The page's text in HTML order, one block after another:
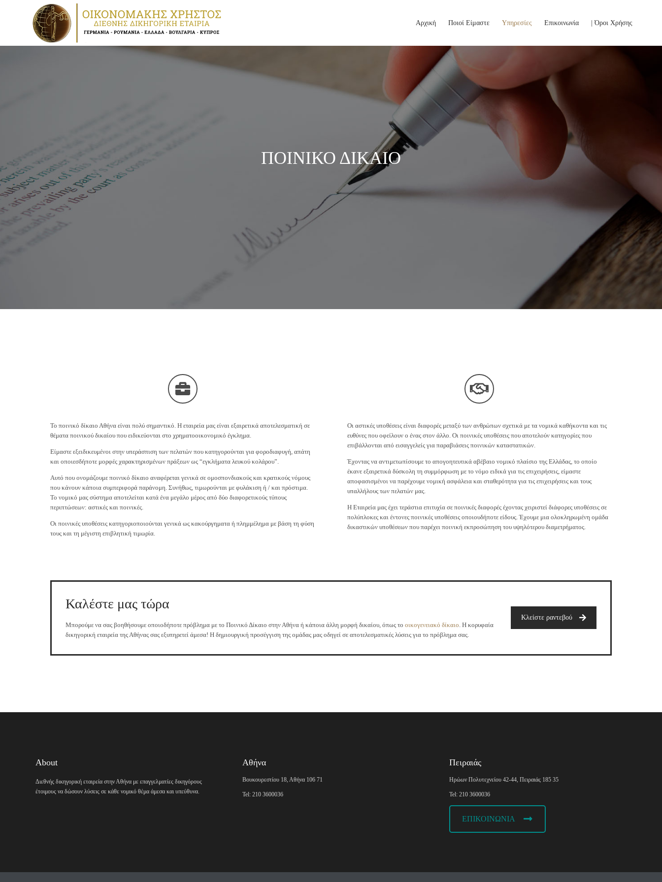
Αρχική Ποιοί Είμαστε Υπηρεσίες Επικοινωνία | Όροι Χρήσης
ΠΟΙΝΙΚΟ ΔΙΚΑΙΟ
Το ποινικό δίκαιο Αθήνα είναι πολύ σημαντικό. Η εταιρεία μας είναι εξαιρετικά αποτελεσματική σε
θέματα ποινικού δικαίου που ειδικεύονται στο χρηματοοικονομικό έγκλημα.
Είμαστε εξειδικευμένοι στην υπεράσπιση των πελατών που κατηγορούνται για φοροδιαφυγή, απάτη
και οποιεσδήποτε μορφές χαρακτηρισμένων πράξεων ως “εγκλήματα λευκού κολάρου”.
Αυτό που ονομάζουμε ποινικό δίκαιο αναφέρεται γενικά σε ομοσπονδιακούς και κρατικούς νόμους
που κάνουν κάποια συμπεριφορά παράνομη. Συνήθως, τιμωρούνται με φυλάκιση ή / και πρόστιμα.
Το νομικό μας σύστημα αποτελείται κατά ένα μεγάλο μέρος από δύο διαφορετικούς τύπους
περιπτώσεων: αστικές και ποινικές.
Οι ποινικές υποθέσεις κατηγοριοποιούνται γενικά ως κακούργηματα ή πλημμέλημα με βάση τη φύση
τους και τη μέγιστη επιβλητική τιμωρία.
Οι αστικές υποθέσεις είναι διαφορές μεταξύ των ανθρώπων σχετικά με τα νομικά καθήκοντα και τις
ευθύνες που οφείλουν ο ένας στον άλλο. Οι ποινικές υποθέσεις που αποτελούν κατηγορίες που
επιβάλλονται από εισαγγελείς για παραβιάσεις ποινικών καταστατικών.
Έχοντας να αντιμετωπίσουμε το απογοητευτικά αβέβαιο νομικό πλαίσιο της Ελλάδας, το οποίο
έκανε εξαιρετικά δύσκολη τη συμμόρφωση με το νόμο ειδικά για τις επιχειρήσεις, είμαστε
αποφασισμένοι να παρέχουμε νομική ασφάλεια και σταθερότητα για τις επιχειρήσεις και τους
υπαλλήλους των πελατών μας.
Η Εταιρεία μας έχει τεράστια επιτυχία σε ποινικές διαφορές έχοντας χειριστεί διάφορες υποθέσεις σε
πολύπλοκες και έντονες ποινικές υποθέσεις οποιουδήποτε είδους. Έχουμε μια ολοκληρωμένη ομάδα
δικαστικών υποθέσεων που παρέχει ποινική εκπροσώπηση του υψηλότερου διαμετρήματος.
Καλέστε μας τώρα
Μπορούμε να σας βοηθήσουμε οποιοδήποτε πρόβλημα με το Ποινικό Δίκαιο στην Αθήνα ή κάποια άλλη μορφή δικαίου, όπως το οικογενειακό δίκαιο. Η κορυφαία
δικηγορική εταιρεία της Αθήνας σας εξυπηρετεί άμεσα! Η δημιουργική προσέγγιση της ομάδας μας οδηγεί σε αποτελεσματικές λύσεις για το πρόβλημα σας.
Κλείστε ραντεβού
About
Διεθνής δικηγορική εταιρεία στην Αθήνα με επαγγελματίες δικηγόρους
έτοιμους να δώσουν λύσεις σε κάθε νομικό θέμα άμεσα και υπεύθυνα.
Αθήνα
Βουκουρεστίου 18, Αθήνα 106 71
Tel: 210 3600036
Πειραιάς
Ηρώων Πολυτεχνείου 42-44, Πειραιάς 185 35
Tel: 210 3600036
ΕΠΙΚΟΙΝΩΝΙΑ